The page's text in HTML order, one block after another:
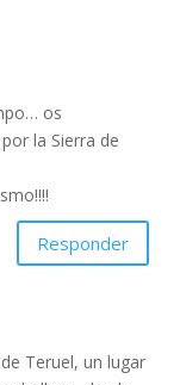
os
la Sierra de
Responder
Teruel, un lugar